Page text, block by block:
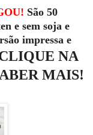
São 50
e sem soja e
impressa e
NA
MAIS!